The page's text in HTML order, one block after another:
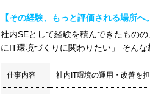
【その経験、もっと評価される場所
社内SEとして経験を積んできたもの
にIT環境づくりに関わりたい」 そん
仕事内容 社内IT環境の運用・改善を